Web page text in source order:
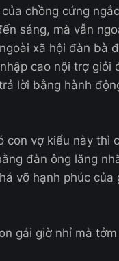
chồng cứng
sáng, mà vẫn
xã hội đàn bà
cao nội trợ giỏi
lời bằng hành
con vợ kiểu này thì
đàn ông lăng
vỡ hạnh phúc của
gái giờ nhỉ mà